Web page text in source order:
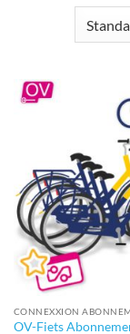
CONNEXXION
OV-Fiets